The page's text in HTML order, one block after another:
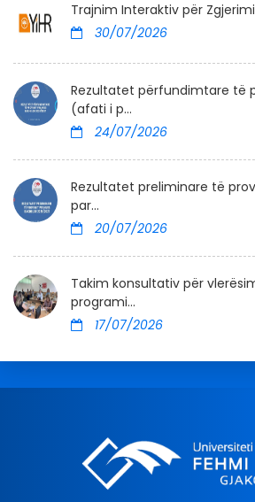
Trajnim Interaktiv për
30/07/2026
Rezultatet përfundimtare të
(afati i p...
24/07/2026
Rezultatet preliminare të
par...
20/07/2026
Takim konsultativ për
programi...
17/07/2026